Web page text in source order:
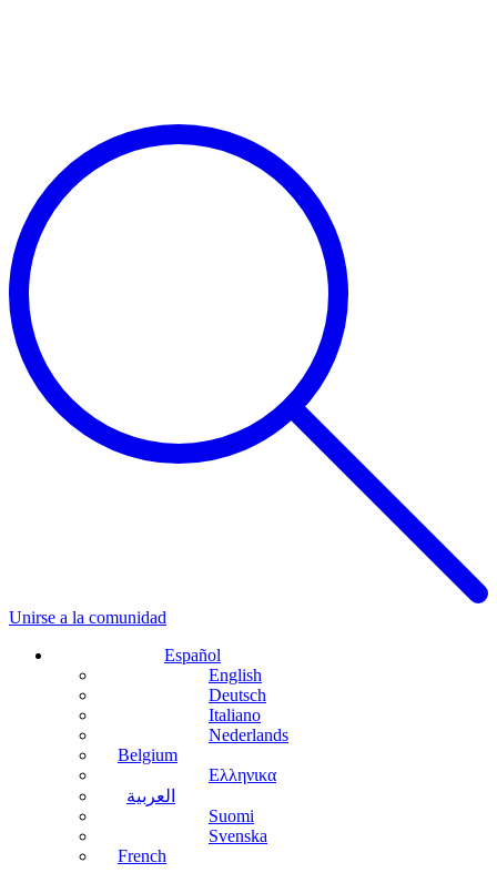
Unirse a la comunidad
Español
English
Deutsch
Italiano
Nederlands
Belgium
Ελληνικα
العربية
Suomi
Svenska
French